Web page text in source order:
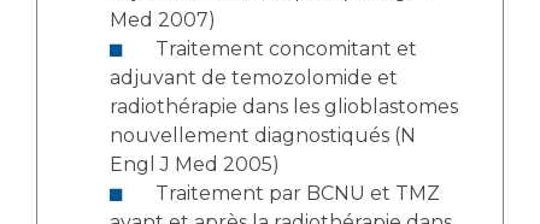
Med 2007)
adjuvant de temozolomide et
radiothérapie dans les glioblastomes
nouvellement diagnostiqués (N
Engl J Med 2005)